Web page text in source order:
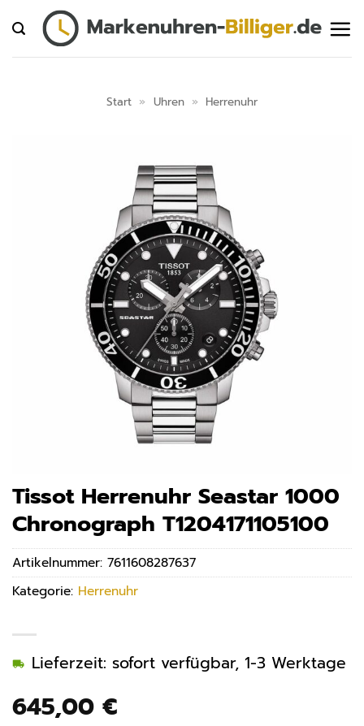
Inhalt
springen
Start » Uhren » Herrenuhr
Tissot Herrenuhr Seastar 1000
Chronograph T1204171105100
645,00 €
Lieferzeit: sofort verfügbar, 1-3 Werktage
Artikelnummer: 7611608287637
Kategorie: Herrenuhr